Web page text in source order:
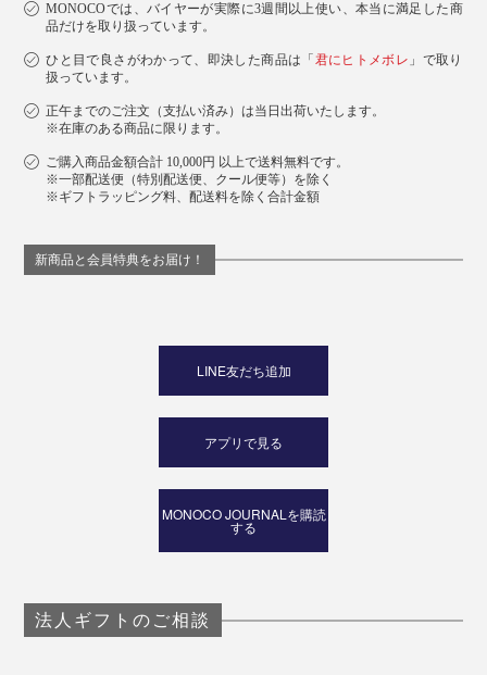
MONOCOでは、バイヤーが実際に3週間以上使い、本当に満足した商
品だけを取り扱っています。
ひと目で良さがわかって、即決した商品は「 君にヒトメボレ 」で取り
扱っています。
正午までのご注文（支払い済み）は当日出荷いたします。
※在庫のある商品に限ります。
ご購入商品金額合計 10,000円 以上で送料無料です。
※一部配送便（特別配送便、クール便等）を除く
※ギフトラッピング料、配送料を除く合計金額
新商品と会員特典をお届け！
LINE友だち追加
アプリで見る
MONOCO JOURNALを購読
する
法人ギフトのご相談